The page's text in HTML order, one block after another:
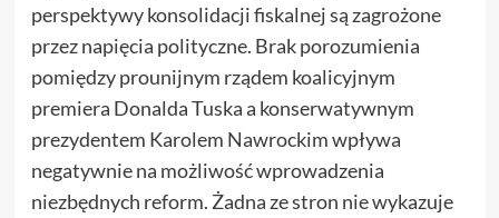
perspektywy konsolidacji fiskalnej są zagrożone
przez napięcia polityczne. Brak porozumienia
pomiędzy prounijnym rządem koalicyjnym
premiera Donalda Tuska a konserwatywnym
prezydentem Karolem Nawrockim wpływa
negatywnie na możliwość wprowadzenia
niezbędnych reform. Żadna ze stron nie wykazuje